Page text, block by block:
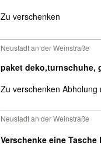
Zu verschenken
Neustadt an der Weinstraße
paket deko,turnschuhe,
Zu verschenken Abholung
Neustadt an der Weinstraße
Verschenke eine